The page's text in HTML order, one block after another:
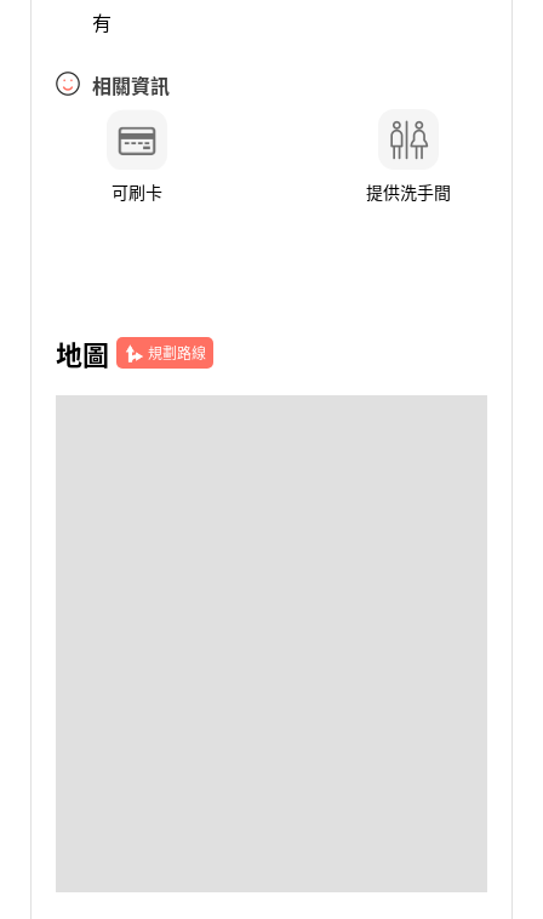
有
相關資訊
可刷卡 提供洗手間
地圖 規劃路線